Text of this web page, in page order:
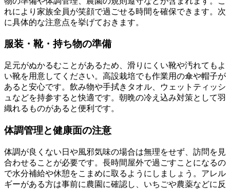
れにより家族全員が笑顔で過ごせる時間を確保できます。次
に具体的な注意点を挙げておきます。
服装・靴・持ち物の準備
足元がぬかるむことがあるため、滑りにくい靴や汚れてもよ
い靴を用意してください。高設栽培でも作業用の傘や帽子が
あると安心です。飲み物や手拭きタオル、ウェットティッシ
ュなどを持参すると快適です。朝晩の冷え込み対策として羽
織れるものがあると便利です。
体調管理と健康面の注意
体調が良くない日や風邪気味の場合は無理をせず、訪問を見
合わせることが必要です。長時間屋外で過ごすことになるの
で水分補給や休憩をこまめに取るようにしましょう。アレル
ギーがある方は事前に農園に確認し、いちごや農薬などに反